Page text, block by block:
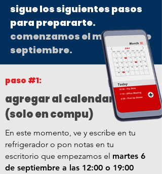
sigue los siguientes pasos
para prepararte.
comenzamos el martes 6 de
septiembre.
paso #1:
agregar al calendario
(solo en compu)
En este momento, ve y escribe en tu
refrigerador o pon notas en tu
escritorio que empezamos el martes 6
de septiembre a las 12:00 o 19:00